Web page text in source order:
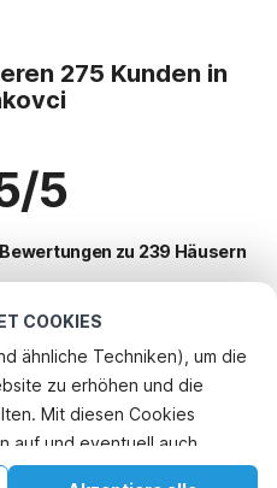
COOKIES
ähnliche Techniken), um die
zu erhöhen und die
Mit diesen Cookies
auf und eventuell auch
um Werbung Ihren
275 Kunden in
5
zu 239 Häusern
für Urlaub
für den Urlaub
in Stankovci